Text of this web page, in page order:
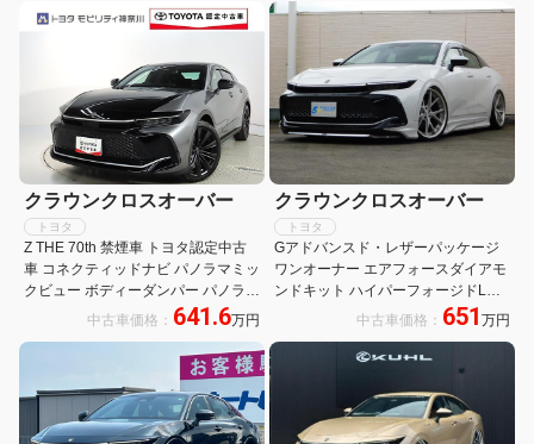
クラウンクロスオーバー
トヨタ
Z THE 70th 禁煙車 トヨタ認定中古
車 コネクティッドナビ パノラマミッ
クビュー ボディーダンパー パノラマ
ルーフ デジタルインナーミラー 後席
中古車価格： 641.6万円
クラウンクロスオーバー
トヨタ
Gアドバンスド・レザーパッケージ
ワンオーナー エアフォースダイアモ
ンドキット ハイパーフォージドLC5
22インチAW 白革内装 モデリスタエ
リアスポ シートエアコン ディスプレ
中古車価格： 651 万円